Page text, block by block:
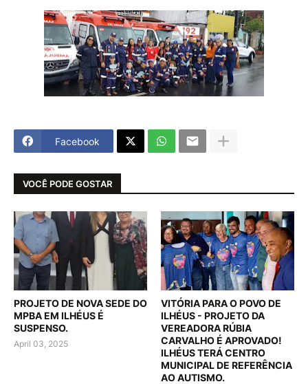
Facebook
VOCÊ PODE GOSTAR
PROJETO DE NOVA SEDE DO
MPBA EM ILHÉUS É
SUSPENSO.
April 03, 2025
VITÓRIA PARA O POVO DE
ILHÉUS - PROJETO DA
VEREADORA RÚBIA
CARVALHO É APROVADO!
ILHÉUS TERÁ CENTRO
MUNICIPAL DE REFERÊNCIA
AO AUTISMO.